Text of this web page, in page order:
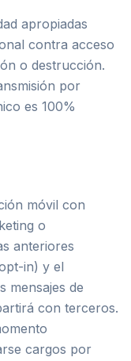
apropiadas
contra acceso
o destrucción.
por
es 100%
móvil con
o
anteriores
in) y el
mensajes de
con terceros.
cargos por